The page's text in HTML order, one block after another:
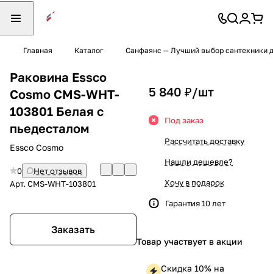
Главная Каталог Санфаянс — Лучший выбор сантехники
Раковина Essco
Cosmo CMS-WHT-
103801 Белая с
пьедесталом
Essco Cosmo
0
Нет отзывов
Арт. CMS-WHT-103801
Заказать
5 840 ₽/шт
Под заказ
Рассчитать доставку
Нашли дешевле?
Хочу в подарок
Гарантия 10 лет
Товар участвует в акции
Скидка 10% на